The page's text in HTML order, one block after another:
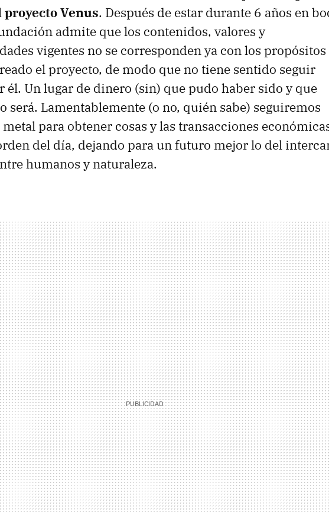
Venus. Después de estar durante 6 años en
admite que los contenidos, valores y
vigentes no se corresponden ya con los
el proyecto, de modo que no tiene sentido seguir
él. Un lugar de dinero (sin) que pudo haber sido y que
será. Lamentablemente (o no, quién sabe) seguiremos
para obtener cosas y las transacciones
del día, dejando para un futuro mejor lo del
humanos y naturaleza.